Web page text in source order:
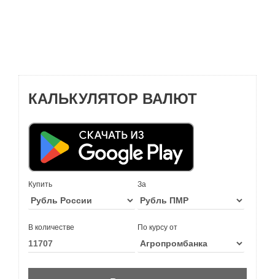
КАЛЬКУЛЯТОР ВАЛЮТ
Купить За
В количестве По курсу от